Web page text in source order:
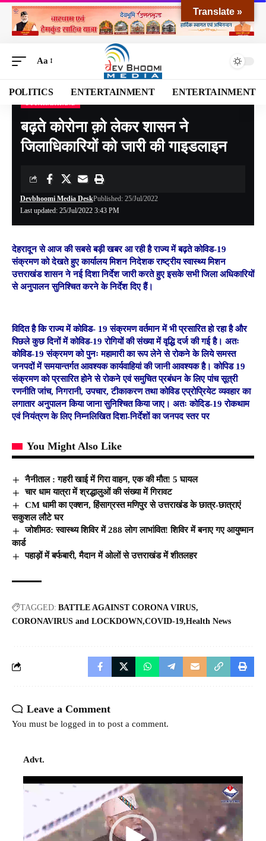
Aa
POLITICS ENTERTAINMENT ENTERTAINMENT
Devbhoomi Media>Blog>NATIONAL> UTTARAKHAND
बढ़ते कोरोना क़ो लेकर शासन ने
जिलाधिकारियों को जारी की गाइडलाइन
Last updated: 25/Jul/2022 3:43 PM
Devbhoomi Media DeskPublished: 25/Jul/2022
देहरादून से आज की सबसे बड़ी खबर आ रही है राज्य में बढ़ते कोविड-19
संक्रमण को देखते हुए कार्यालय मिशन निदेशक राष्ट्रीय स्वास्थ्य मिशन
उत्तराखंड शासन ने नई दिशा निर्देश जारी करते हुए इसके सभी जिला अधिकारियों
से अनुपालन सुनिश्चित करने के निर्देश दिए हैं।
विदित है कि राज्य में कोविड- 19 संक्रमण वर्तमान में भी प्रसारित हो रहा है और
पिछले कुछ दिनों में कोविड-19 रोगियों की संख्या में वृद्धि दर्ज की गई है। अतः
कोविड-19 संक्रमण को पुनः महामारी का रूप लेने से रोकने के लिये समस्त
जनपदों में समयान्तर्गत आवश्यक कार्यवाहियां की जानी आवश्यक है। कोपिड 19
संक्रमण को प्रसारित होने से रोकने एवं समुचित प्रबंधन के लिए पांच सूत्री
रणनीति जांच, निगरानी, उपचार, टीकाकरण तथा कोविड एप्रोप्रियेट व्यवहार का
लगातार अनुपालन किया जाना सुनिश्चित किया जाए। अतः कोदिड-19 रोकथाम
एवं नियंत्रण के लिए निम्नलिखित दिशा-निर्देशों का जनपद स्तर पर
You Might Also Like
नैनीताल : गहरी खाई में गिरा वाहन, एक की मौत! 5 घायल
चार धाम यात्रा में श्रद्धालुओं की संख्या में गिरावट
CM धामी का एक्शन, हिंसाग्रस्त मणिपुर से उत्तराखंड के छात्र-छात्राएं
सकुशल लौटे घर
जोशीमठ: स्वास्थ्य शिविर में 288 लोग लाभांवित! शिविर में बनाए गए आयुष्मान
कार्ड
पहाड़ों में बर्फबारी, मैदान में ओलों से उत्तराखंड में शीतलहर
TAGGED: BATTLE AGAINST CORONA VIRUS
CORONAVIRUS and LOCKDOWN COVID-19 Health News
Leave a Comment
You must be logged in to post a comment.
Advt.
Video
Translate »